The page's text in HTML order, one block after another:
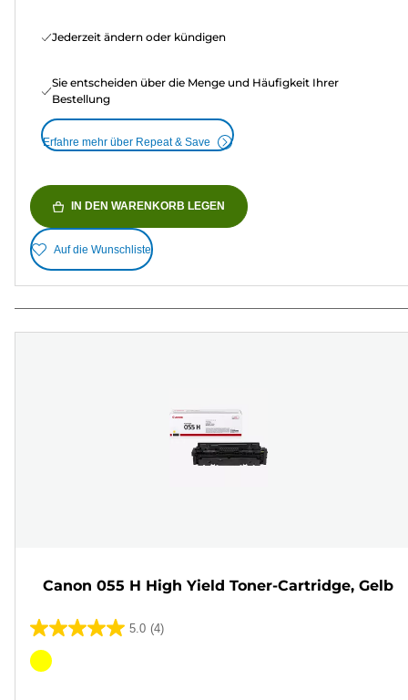
Jederzeit ändern oder kündigen
Sie entscheiden über die Menge und Häufigkeit Ihrer
Bestellung
Erfahre mehr über Repeat & Save
IN DEN WARENKORB LEGEN
Auf die Wunschliste
Canon 055 H High Yield Toner-Cartridge, Gelb
5.0 (4)
5.0
von
Farbpatrone